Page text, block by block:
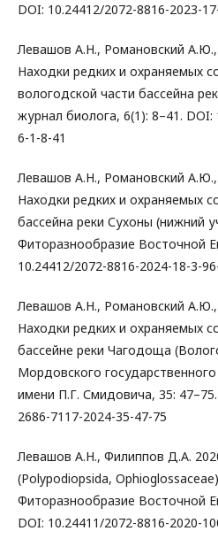
DOI: 10.24412/2072-8816-2023-
Левашов А.Н., Романовский
Находки редких и охраняемых
вологодской части бассейна
журнал биолога, 6(1): 8–41.
6-1-8-41
Левашов А.Н., Романовский
Находки редких и охраняемых
бассейна реки Сухоны (нижний
Фиторазнообразие Восточной
10.24412/2072-8816-2024-18-3-
Левашов А.Н., Романовский
Находки редких и охраняемых
бассейне реки Чагодоща
Мордовского
имени П.Г. Смидовича, 35:
2686-7117-2024-35-47-75
Левашов А.Н., Филиппов Д.А.
(Polypodiopsida,
Фиторазнообразие Восточной
DOI: 10.24411/2072-8816-2020-